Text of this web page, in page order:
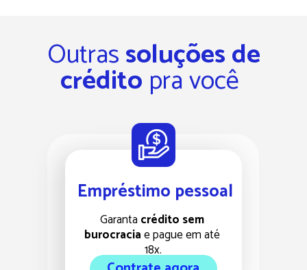
Outras soluções de
crédito pra você
Empréstimo pessoal
Garanta crédito sem
burocracia e pague em até
18x.